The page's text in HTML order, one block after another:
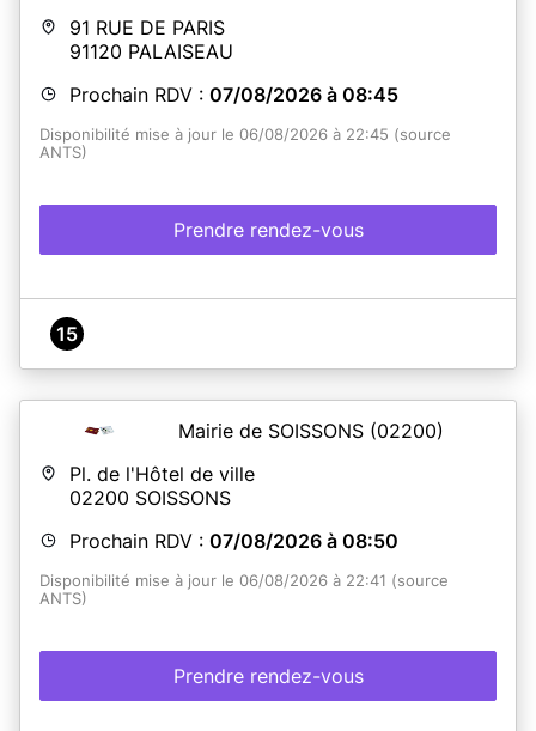
91 RUE DE PARIS
91120 PALAISEAU
Prochain RDV : 07/08/2026 à 08:45
Disponibilité mise à jour le 06/08/2026 à 22:45 (source
ANTS)
Prendre rendez-vous
15
Mairie de SOISSONS (02200)
Pl. de l'Hôtel de ville
02200 SOISSONS
Prochain RDV : 07/08/2026 à 08:50
Disponibilité mise à jour le 06/08/2026 à 22:41 (source
ANTS)
Prendre rendez-vous